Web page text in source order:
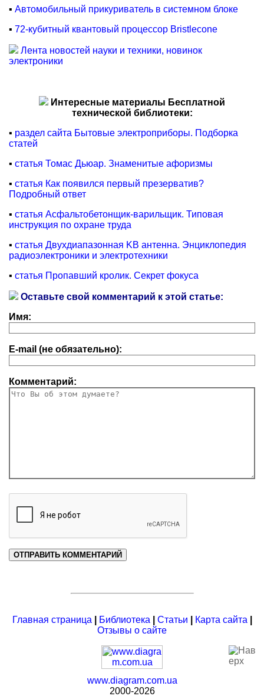
▪ Автомобильный прикуриватель в системном блоке
▪ 72-кубитный квантовый процессор Bristlecone
Лента новостей науки и техники, новинок
электроники
Интересные материалы Бесплатной
технической библиотеки:
▪ раздел сайта Бытовые электроприборы. Подборка
статей
▪ статья Томас Дьюар. Знаменитые афоризмы
▪ статья Как появился первый презерватив?
Подробный ответ
▪ статья Асфальтобетонщик-варильщик. Типовая
инструкция по охране труда
▪ статья Двухдиапазонная KB антенна. Энциклопедия
радиоэлектроники и электротехники
▪ статья Пропавший кролик. Секрет фокуса
Оставьте свой комментарий к этой статье:
Имя:
E-mail (не обязательно):
Комментарий:
Главная страница Библиотека Статьи Карта сайта
Отзывы о сайте
www.diagram.com.ua
2000-2026